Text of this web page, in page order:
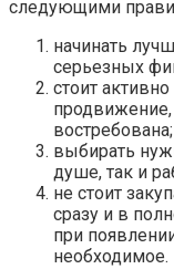
следующими
начинать
серьезных
стоит
продвижение,
востребована;
выбирать
душе, так и
не стоит
сразу и в
при
необходимое.